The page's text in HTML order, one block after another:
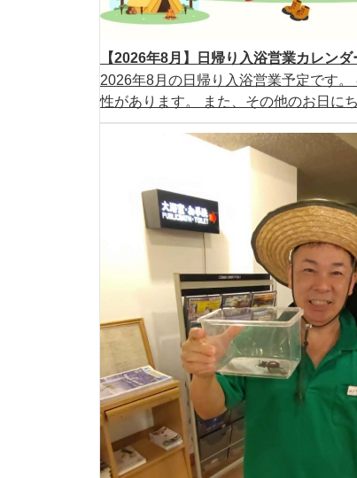
【2026年8月】日帰り入浴営業カレンダ
2026年8月の日帰り入浴営業予定です
性があります。 また、その他のお日に